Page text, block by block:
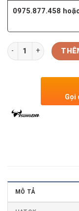
0975.877.458
Số lượng
Gọi
MÔ TẢ